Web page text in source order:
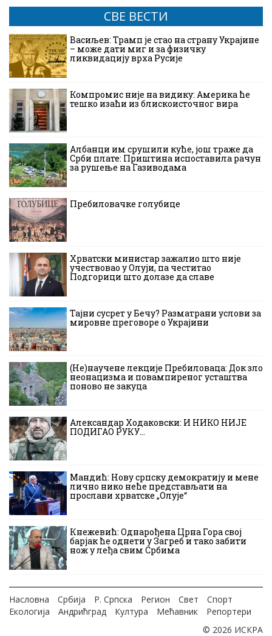
СВЕ ВЕСТИ
Васиљев: Трамп је стао на страну Украјине
– може дати миг и за физичку
ликвидацију врха Русије
Компромис није на видику: Америка ће
тешко изаћи из блискоисточног вира
Албанци им срушили куће, још траже да
Срби плате: Приштина испоставила рачун
за рушење на Газиводама
Пребиловачке голубице
Хрватски министар зажалио што није
учествовао у Олуји, па честитао
Подгорици што долазе да славе
Тајни сусрет у Бечу? Разматрани услови за
мировне преговоре о Украјини
(Не)научене лекције Пребиловаца: Док зло
неонацизма и повампиреног усташтва
поново не закуца
Александар Ходаковски: И НИКО НИЈЕ
ПОДИГАО РУКУ…
Мандић: Нову српску демократију и мене
лично нико неће представљати на
прослави хрватске „Олује“
Кнежевић: Однарођена Црна Гора свој
барјак ће однети у Загреб и тако забити
нож у леђа свим Србима
Насловна Србија Р. Српска Регион Свет
Спорт
Екологија
Андрићград Култура Мећавник
Репортери
© 2026 ИСКРА